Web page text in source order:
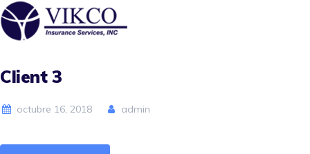
Client 3
octubre 16, 2018 admin